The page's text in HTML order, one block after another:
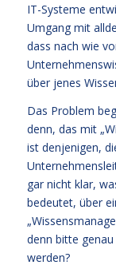
IT-Systeme
Umgang mit
dass nach wie
über jenes
Das Problem
denn, das mit
ist denjenigen,
gar nicht klar,
bedeutet, über
denn bitte
werden?